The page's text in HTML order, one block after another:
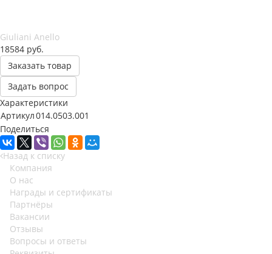
Giuliani Anello
18584 руб.
Заказать товар
Задать вопрос
Характеристики
Артикул014.0503.001
Поделиться
Назад к списку
Компания
О нас
Награды и сертификаты
Партнёры
Вакансии
Отзывы
Вопросы и ответы